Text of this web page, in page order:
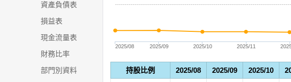
資產負債表
損益表
現金流量表
財務比率
部門別資料
2025/08 2025/09 2025/10 2025/11
持股比例 2025/08 2025/09 2025/10